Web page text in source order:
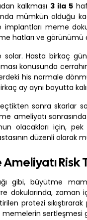
kalkması 3 ila 5
mümkün olduğu
implantları meme
hatları ve görünümü
Hasta birkaç
konusunda
his normale
ay aynı boyutta
sonra skarlar
ameliyatı
olacakları için,
düzenli olarak
Risk
gibi, büyütme
dokularında, zaman
protezi
sertleşmesi